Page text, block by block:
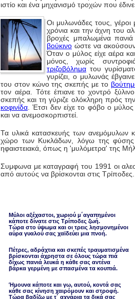
ιστίο και ένα μηχανισμό τροχών που
Οι μυλωνάδες τους,
χρόνια και την άχνη του
βροχές μπαλωμένα
βούκινο ώστε να
Όταν ο μύλος είχε αέρα
μόνος, χωρίς
τριζοβόλημα του
γυρίζει, ο μυλωνάς
του στον κώνο της σκεπής με το
τον αέρα. Τότε έπιανε το χοντρό
σκεπής και τη γύριζε ολόκληρη πρός
κοφινίδα. Έτσι δεν είχε το φόβο ο
και να ανεμοσκορπιστεί.
Τα υλικά κατασκευής των ανεμόμυλων
χώρο των Κυκλάδων, λόγω της φύσης
ηφαιστειακά, όπως η 'μυλόμετρα' της
Συμφωνα με καταγραφή του 1991 οι
από αυτούς να βρίσκονται στις Τρίποδες.
Μύλοι αξέχαστοι, χωριού μ΄αγαπημένοι
κάποτε δίνατε στις Τρίποδες ζωή.
Τώρα στο ύψωμα και οι τρεις λησμονημένοι
αύρα γυαλού σας χαϊδεύει μια πνοή.
Πέτρες, αδράχτια και σκεπές τραυματισμένα
βρίσκονται άχρηστα σε όλους τώρα πιά
δίχως πανιά λευκά η κάθε σας αντένα
βάρκα γερμένη με σπασμένα τα κουπιά.
Ήμουνα κάποτε και γω, αυτού, κοντά σας
κάθε σας κίνηση χαιρόμουν και στροφή.
Τώρα βαδίζω με τ΄ αχνάρια τα δικά σας